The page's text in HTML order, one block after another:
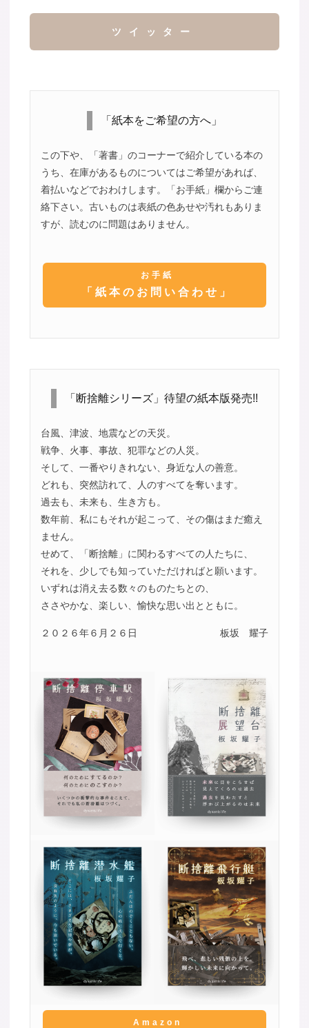
ツイッター
「紙本をご希望の方へ」
この下や、「著書」のコーナーで紹介している本の
うち、在庫があるものについてはご希望があれば、
着払いなどでおわけします。「お手紙」欄からご連
絡下さい。古いものは表紙の色あせや汚れもありま
すが、読むのに問題はありません。
お手紙
「紙本のお問い合わせ」
「断捨離シリーズ」待望の紙本版発売!!
台風、津波、地震などの天災。
戦争、火事、事故、犯罪などの人災。
そして、一番やりきれない、身近な人の善意。
どれも、突然訪れて、人のすべてを奪います。
過去も、未来も、生き方も。
数年前、私にもそれが起こって、その傷はまだ癒え
ません。
せめて、「断捨離」に関わるすべての人たちに、
それを、少しでも知っていただければと願います。
いずれは消え去る数々のものたちとの、
ささやかな、楽しい、愉快な思い出とともに。
２０２６年６月２６日 板坂 耀子
Amazon